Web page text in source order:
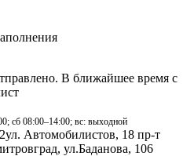
В ближайшее время с
сб 08:00–14:00; вс: выходной
ул. Автомобилистов, 18 пр-т
ул.Баданова, 106